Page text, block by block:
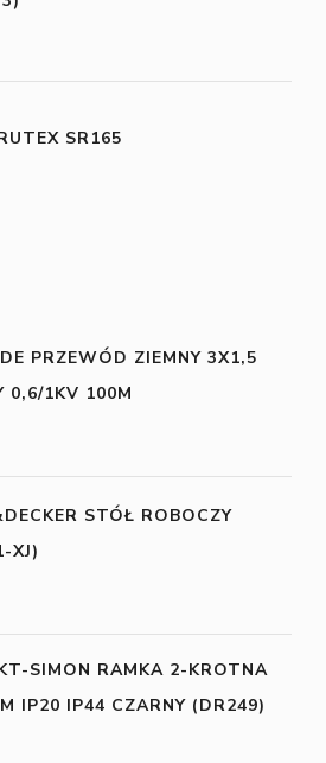
SR165
PRZEWÓD ZIEMNY 3X1,5
0,6/1KV 100M
STÓŁ ROBOCZY
XJ)
SIMON RAMKA 2-KROTNA
IP20 IP44 CZARNY (DR249)